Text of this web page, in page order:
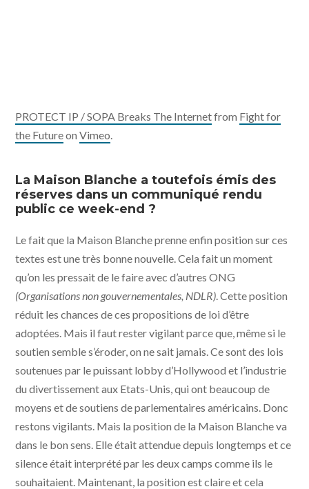
PROTECT IP / SOPA Breaks The Internetfrom Fight for
the FutureonVimeo.
La Maison Blanche a toutefois émis des
réserves dans un communiqué rendu
public ce week-end ?
Le fait que la Maison Blanche prenne enfin position sur ces
textes est une très bonne nouvelle. Cela fait un moment
qu’on les pressait de le faire avec d’autres ONG
(Organisations non gouvernementales, NDLR). Cette position
réduit les chances de ces propositions de loi d’être
adoptées. Mais il faut rester vigilant parce que, même si le
soutien semble s’éroder, on ne sait jamais. Ce sont des lois
soutenues par le puissant lobby d’Hollywood et l’industrie
du divertissement aux Etats-Unis, qui ont beaucoup de
moyens et de soutiens de parlementaires américains. Donc
restons vigilants. Mais la position de la Maison Blanche va
dans le bon sens. Elle était attendue depuis longtemps et ce
silence était interprété par les deux camps comme ils le
souhaitaient. Maintenant, la position est claire et cela